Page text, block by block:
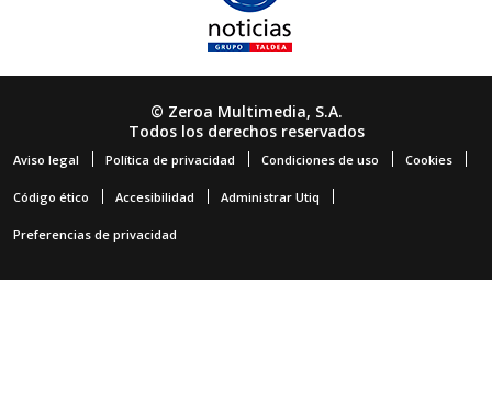
© Zeroa Multimedia, S.A.
Todos los derechos reservados
Aviso legal Política de privacidad Condiciones de uso Cookies
Código ético Accesibilidad Administrar Utiq
Preferencias de privacidad